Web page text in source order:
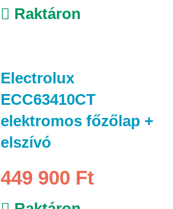
Raktáron
Electrolux
ECC63410CT
elektromos főzőlap +
elszívó
449 900 Ft